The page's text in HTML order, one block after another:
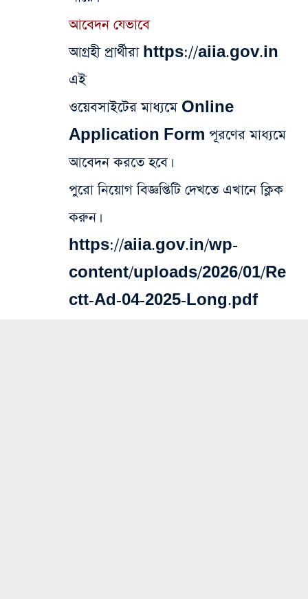
আবেদন যেভাবে
আগ্রহী প্রার্থীরা https://aiia.gov.in
এই
ওয়েবসাইটের মাধ্যমে Online
Application Form পূরণের মাধ্যমে
আবেদন করতে হবে।
পুরো নিয়োগ বিজ্ঞপ্তিটি দেখতে এখানে ক্লিক
করুন।
https://aiia.gov.in/wp-
content/uploads/2026/01/Re
ctt-Ad-04-2025-Long.pdf